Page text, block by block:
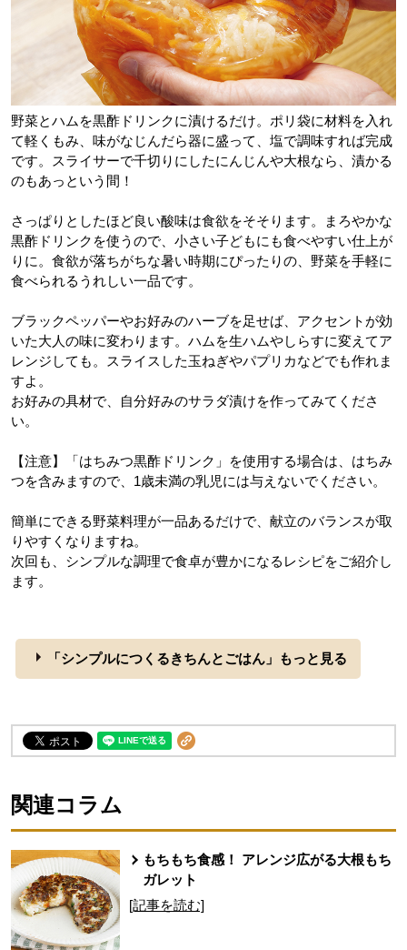
野菜とハムを黒酢ドリンクに漬けるだけ。ポリ袋に材料を入れ
て軽くもみ、味がなじんだら器に盛って、塩で調味すれば完成
です。スライサーで千切りにしたにんじんや大根なら、漬かる
のもあっという間！
さっぱりとしたほど良い酸味は食欲をそそります。まろやかな
黒酢ドリンクを使うので、小さい子どもにも食べやすい仕上が
りに。食欲が落ちがちな暑い時期にぴったりの、野菜を手軽に
食べられるうれしい一品です。
ブラックペッパーやお好みのハーブを足せば、アクセントが効
いた大人の味に変わります。ハムを生ハムやしらすに変えてア
レンジしても。スライスした玉ねぎやパプリカなどでも作れま
すよ。
お好みの具材で、自分好みのサラダ漬けを作ってみてくださ
い。
【注意】「はちみつ黒酢ドリンク」を使用する場合は、はちみ
つを含みますので、1歳未満の乳児には与えないでください。
簡単にできる野菜料理が一品あるだけで、献立のバランスが取
りやすくなりますね。
次回も、シンプルな調理で食卓が豊かになるレシピをご紹介し
ます。
「シンプルにつくるきちんとごはん」もっと見る
関連コラム
もちもち食感！ アレンジ広がる大根もち
ガレット
[記事を読む]